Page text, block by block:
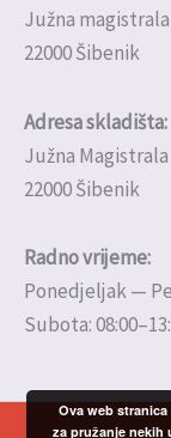
Južna magistrala
22000 Šibenik
Adresa skladišta:
Južna Magistrala
22000 Šibenik
Radno vrijeme:
Ponedjeljak —
Subota:
Ova web
za pružanje nekih